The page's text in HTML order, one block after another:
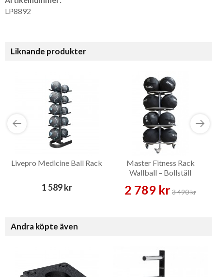
LP8892
Liknande produkter
Livepro Medicine Ball Rack
1 589 kr
Master Fitness Rack
Wallball – Bollställ
2 789 kr3 490 kr
Andra köpte även